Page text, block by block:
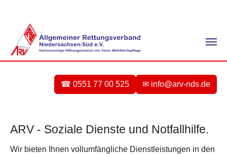
☎ 0551 77 00 525 ✉ info@arv-nds.de
ARV - Soziale Dienste und Notfallhilfe.
Wir bieten Ihnen vollumfängliche Dienstleistungen in den